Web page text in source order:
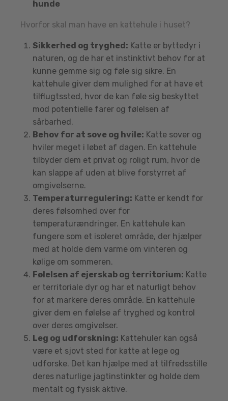
hunde
Hvorfor skal man have en kattehule i huset?
Sikkerhed og tryghed: Katte er byttedyr i
naturen, og de har et instinktivt behov for at
kunne gemme sig og føle sig sikre. En
kattehule giver dem mulighed for at have et
tilflugtssted, hvor de kan føle sig beskyttet
mod potentielle farer og følelsen af
sårbarhed.
Behov for at sove og hvile: Katte sover og
hviler meget i løbet af dagen. En kattehule
tilbyder dem et privat og roligt rum, hvor de
kan slappe af uden at blive forstyrret af
omgivelserne.
Temperaturregulering: Katte er kendt for
deres følsomhed over for
temperaturændringer. En kattehule kan
fungere som et isoleret område, der hjælper
med at holde dem varme om vinteren og
kølige om sommeren.
Følelsen af ejerskab og territorium: Katte
er territoriale dyr og har et naturligt behov
for at markere deres område. En kattehule
giver dem en følelse af tryghed og kontrol
over deres omgivelser.
Leg og udforskning: Kattehuler kan også
være et sjovt sted for katte at lege og
udforske. Det kan hjælpe med at tilfredsstille
deres naturlige jagtinstinkter og holde dem
mentalt og fysisk aktive.